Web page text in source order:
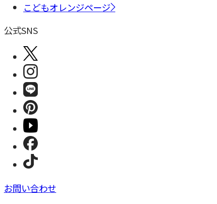
こどもオレンジページ
公式SNS
お問い合わせ